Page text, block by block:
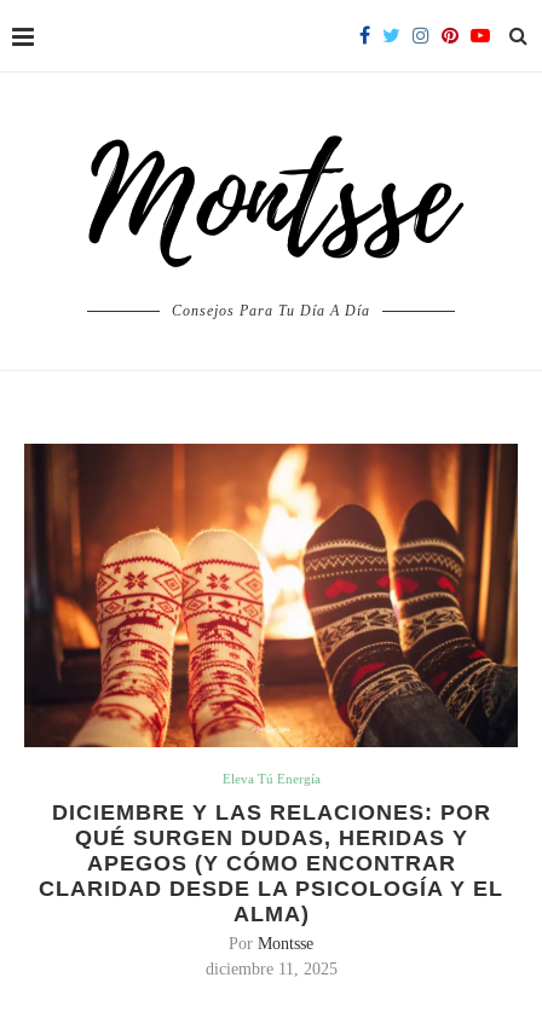
Consejos Para Tu Día A Día
Eleva Tú Energía
DICIEMBRE Y LAS RELACIONES: POR
QUÉ SURGEN DUDAS, HERIDAS Y
APEGOS (Y CÓMO ENCONTRAR
CLARIDAD DESDE LA PSICOLOGÍA Y EL
ALMA)
Por Montsse
diciembre 11, 2025